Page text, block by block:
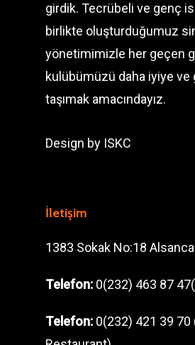
girdik. Tecrübeli ve genç
birlikte oluşturduğumuz
yönetimimizle her geçen
kulübümüzü daha iyiye ve
taşımak amacındayız.
Design by ISKC
İletişim
1383 Sokak No:18
Telefon: 0(232) 463 87
Telefon: 0(232) 421 39 70